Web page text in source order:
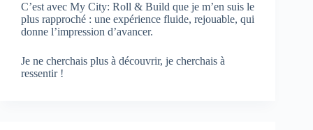
C’est avec My City: Roll & Build que je m’en suis le
plus rapproché : une expérience fluide, rejouable, qui
donne l’impression d’avancer.
Je ne cherchais plus à découvrir, je cherchais à
ressentir !